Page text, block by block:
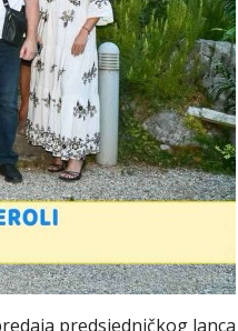
predsjedničkog lanca